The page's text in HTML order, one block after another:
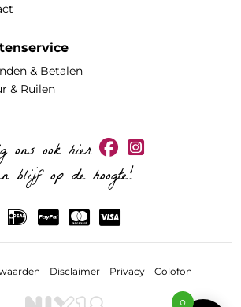
& Betalen
& Ruilen
ons ook hier
blijf op de hoogte!
Disclaimer Privacy Colofon
0